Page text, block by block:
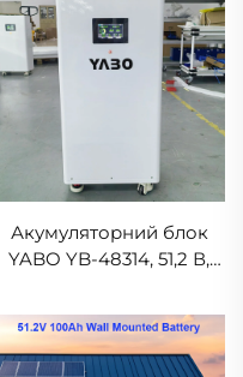
Акумуляторний блок
YABO YB-48314, 51,2 В,
великої ємності й
тривалого терміну
служби для сонячної